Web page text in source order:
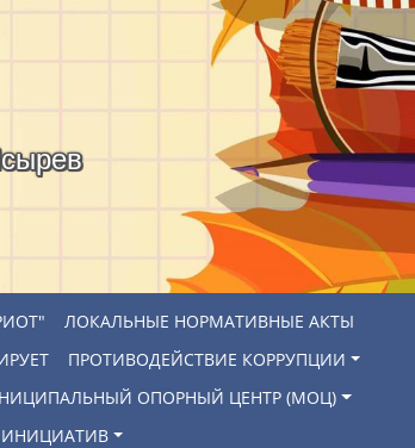
ЛОКАЛЬНЫЕ НОРМАТИВНЫЕ АКТЫ
ПРОТИВОДЕЙСТВИЕ КОРРУПЦИИ
ОПОРНЫЙ ЦЕНТР (МОЦ)
ИНИЦИАТИВ